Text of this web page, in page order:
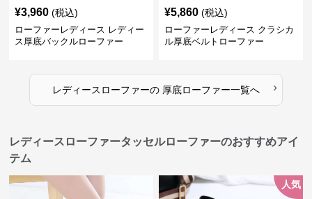
¥3,960 (税込)
ローファーレディース レディー
ス厚底バックルローファー
¥5,860 (税込)
ローファーレディース クラシカ
ル厚底ベルトローファー
レディースローファーの厚底ローファー一覧へ ›
レディースローファータッセルローファーのおすすめアイ
テム
人気